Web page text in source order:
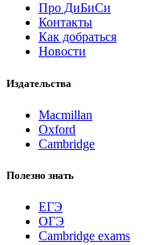
Про ДиБиСи
Контакты
Как добраться
Новости
Издательства
Macmillan
Oxford
Cambridge
Полезно знать
ЕГЭ
ОГЭ
Cambridge exams